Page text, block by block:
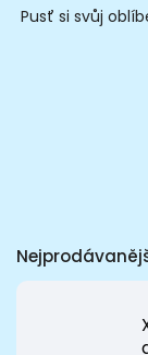
Pusť si svůj